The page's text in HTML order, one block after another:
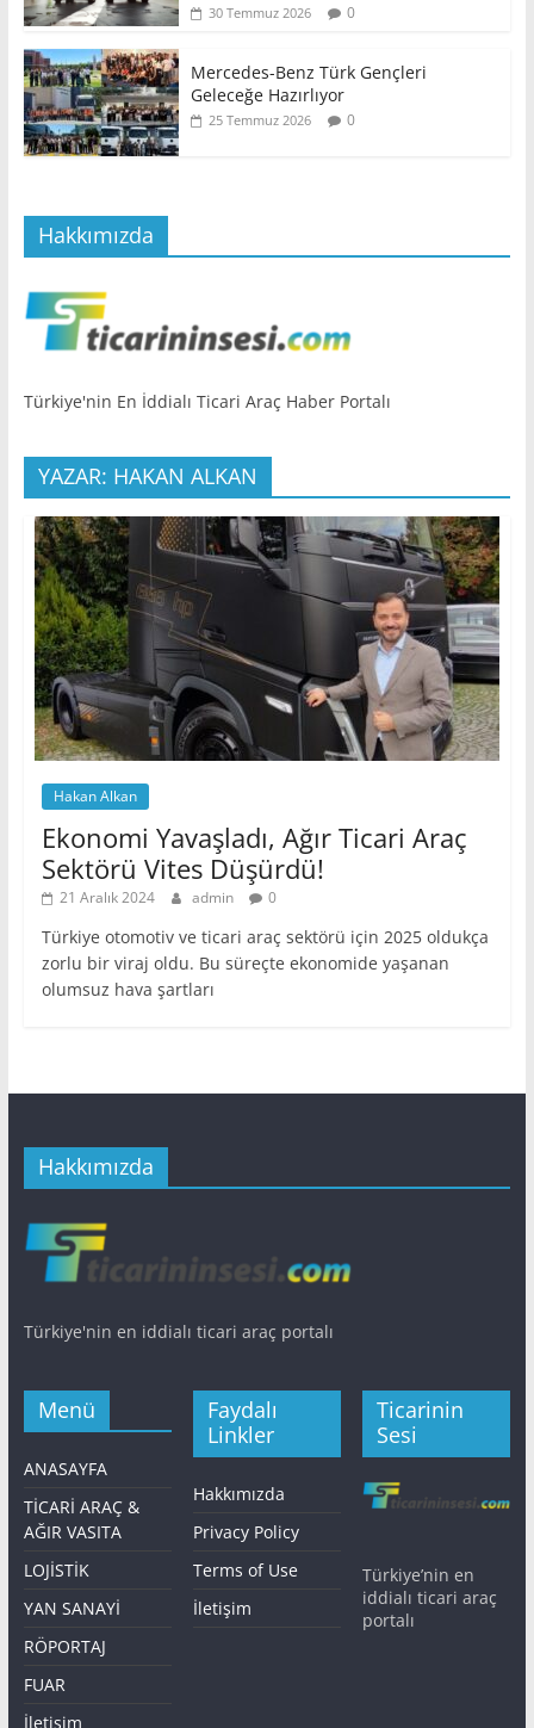
30 Temmuz 2026 0
Mercedes-Benz Türk Gençleri
Geleceğe Hazırlıyor
25 Temmuz 2026 0
Hakkımızda
Türkiye'nin En İddialı Ticari Araç Haber Portalı
YAZAR: HAKAN ALKAN
Hakan Alkan
Ekonomi Yavaşladı, Ağır Ticari Araç
Sektörü Vites Düşürdü!
21 Aralık 2024 admin 0
Türkiye otomotiv ve ticari araç sektörü için 2025 oldukça
zorlu bir viraj oldu. Bu süreçte ekonomide yaşanan
olumsuz hava şartları
Hakkımızda
Türkiye'nin en iddialı ticari araç portalı
Menü
ANASAYFA
TİCARİ ARAÇ &
AĞIR VASITA
LOJİSTİK
YAN SANAYİ
RÖPORTAJ
FUAR
İletişim
Faydalı
Linkler
Hakkımızda
Privacy Policy
Terms of Use
İletişim
Ticarinin
Sesi
Türkiye’nin en
iddialı ticari araç
portalı